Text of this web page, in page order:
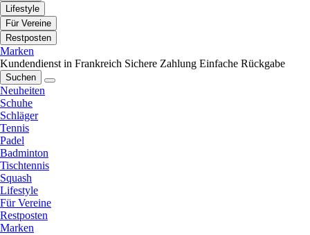
Lifestyle
Für Vereine
Restposten
Marken
Kundendienst in Frankreich Sichere Zahlung Einfache Rückgabe
Suchen
Neuheiten
Schuhe
Schläger
Tennis
Padel
Badminton
Tischtennis
Squash
Lifestyle
Für Vereine
Restposten
Marken